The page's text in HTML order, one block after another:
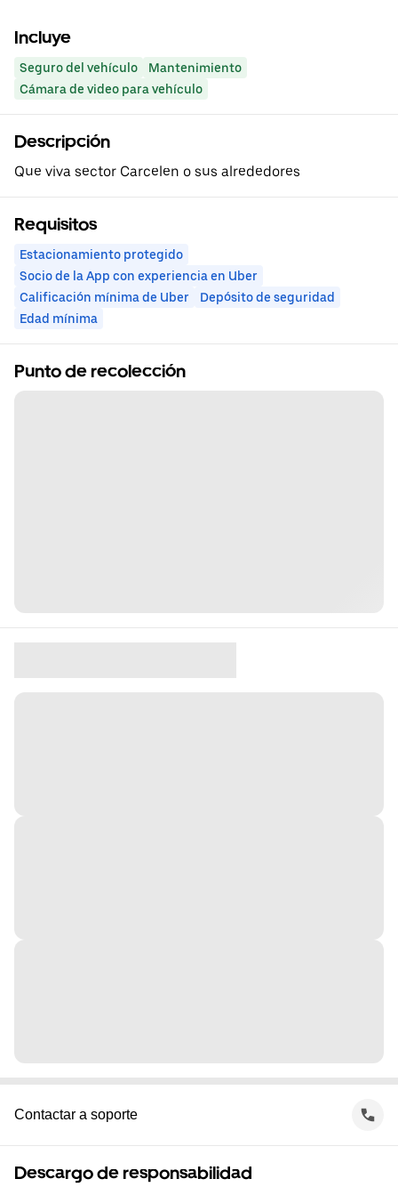
Incluye
Seguro del vehículo
Mantenimiento
Cámara de video para vehículo
Descripción
Que viva sector Carcelen o sus alrededores
Requisitos
Estacionamiento protegido
Socio de la App con experiencia en Uber
Calificación mínima de Uber
Depósito de seguridad
Edad mínima
Punto de recolección
Contactar a soporte
Descargo de responsabilidad